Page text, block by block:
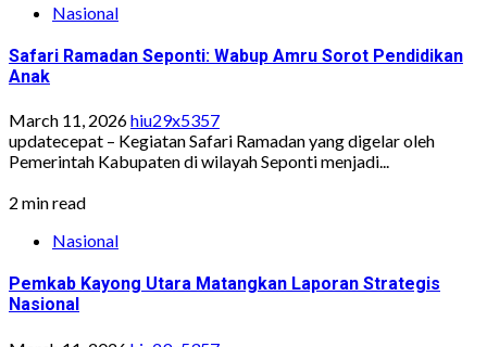
Nasional
Safari Ramadan Seponti: Wabup Amru Sorot Pendidikan
Anak
March 11, 2026hiu29x5357
updatecepat – Kegiatan Safari Ramadan yang digelar oleh
Pemerintah Kabupaten di wilayah Seponti menjadi...
2 min read
Nasional
Pemkab Kayong Utara Matangkan Laporan Strategis
Nasional